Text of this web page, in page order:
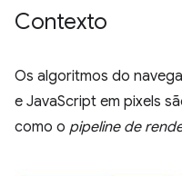
Contexto
Os algoritmos do
e JavaScript em pixels
como o pipeline de